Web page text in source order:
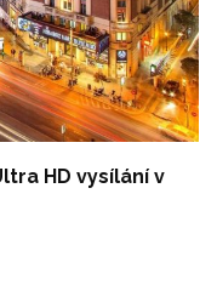
HD vysílání v